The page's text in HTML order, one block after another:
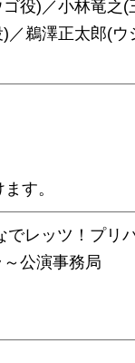
役)／小林竜之(
／鵜澤正太郎(ウ
す。
レッツ！プリ
公演事務局